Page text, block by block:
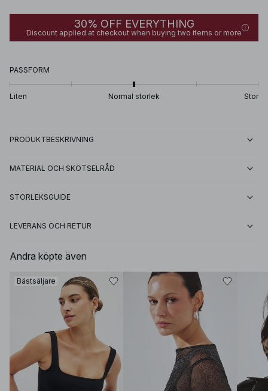
30% OFF EVERYTHING
Discount applied at checkout when buying two items or more
PASSFORM
Liten Normal storlek Stor
PRODUKTBESKRIVNING
MATERIAL OCH SKÖTSELRÅD
STORLEKSGUIDE
LEVERANS OCH RETUR
Andra köpte även
Bästsäljare